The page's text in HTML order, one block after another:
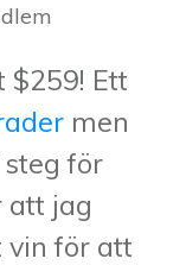
$259! Ett
men
steg för
att jag
vin för att